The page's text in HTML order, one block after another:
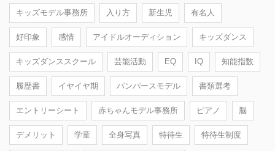
キッズモデル事務所 入り方 新生児 有名人
好印象 感情 アイドルオーディション キッズダンス
キッズダンススクール 芸能活動 EQ IQ 知能指数
履歴書 イヤイヤ期 パンパースモデル 書類選考
エントリーシート 赤ちゃんモデル事務所 ピアノ 脳
デメリット 学童 全身写真 特待生 特待生制度